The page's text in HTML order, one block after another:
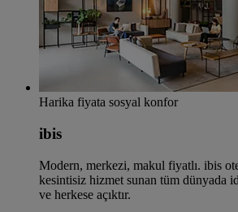
Harika fiyata sosyal konfor
ibis
Modern, merkezi, makul fiyatlı. ibis
kesintisiz hizmet sunan tüm dünyada
ve herkese açıktır.